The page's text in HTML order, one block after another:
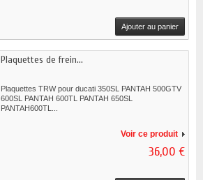
Ajouter au panier
Plaquettes de frein...
Plaquettes TRW pour ducati 350SL PANTAH 500GTV
600SL PANTAH 600TL PANTAH 650SL
PANTAH600TL...
Voir ce produit
36,00 €